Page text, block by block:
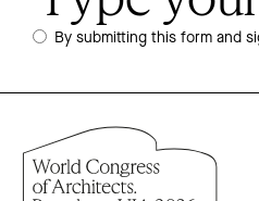
By submitting this form and